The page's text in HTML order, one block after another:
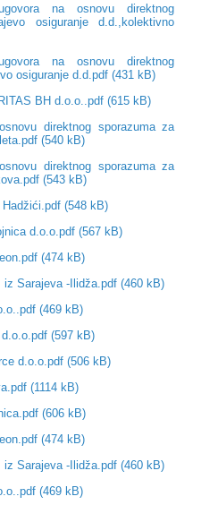
na osnovu direktnog
osiguranje d.d.,kolektivno
na osnovu direktnog
osiguranje d.d.pdf (431 kB)
BH d.o.o..pdf (615 kB)
direktnog sporazuma za
(540 kB)
direktnog sporazuma za
(543 kB)
(548 kB)
d.o.o.pdf (567 kB)
(474 kB)
Sarajeva -Ilidža.pdf (460 kB)
(469 kB)
(597 kB)
d.o.o.pdf (506 kB)
(1114 kB)
(606 kB)
(474 kB)
Sarajeva -Ilidža.pdf (460 kB)
(469 kB)